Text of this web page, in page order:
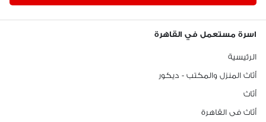
اسرة مستعمل في القاهرة
الرئيسية
أثاث المنزل والمكتب - ديكور
أثاث
أثاث فى القاهرة